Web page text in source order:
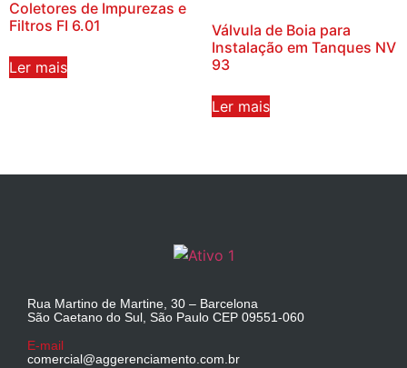
Coletores de Impurezas e
Filtros FI 6.01
Ler mais
Válvula de Boia para
Instalação em Tanques NV
93
Ler mais
Rua Martino de Martine, 30 – Barcelona
São Caetano do Sul, São Paulo CEP 09551-060
E-mail
comercial@aggerenciamento.com.br